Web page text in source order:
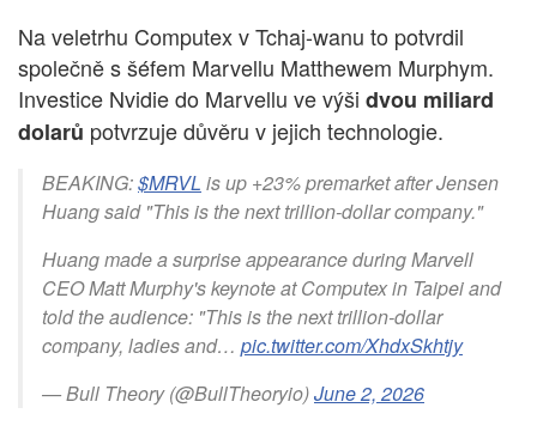
Na veletrhu Computex v Tchaj-wanu to potvrdil
společně s šéfem Marvellu Matthewem Murphym.
Investice Nvidie do Marvellu ve výši dvou miliard
dolarů potvrzuje důvěru v jejich technologie.
BEAKING:$MRVL is up +23% premarket after Jensen
Huang said "This is the next trillion-dollar company."
Huang made a surprise appearance during Marvell
CEO Matt Murphy's keynote at Computex in Taipei and
told the audience: "This is the next trillion-dollar
company, ladies and… pic.twitter.com/XhdxSkhtjy
— Bull Theory (@BullTheoryio)June 2, 2026